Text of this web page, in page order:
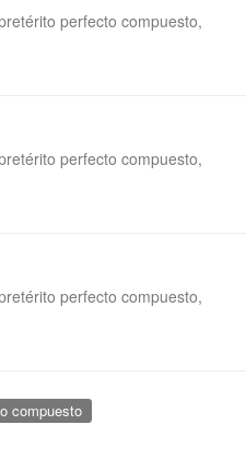
perfecto compuesto,
perfecto compuesto,
perfecto compuesto,
compuesto